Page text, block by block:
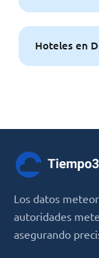
Hoteles en
Los datos
autoridades
asegurando